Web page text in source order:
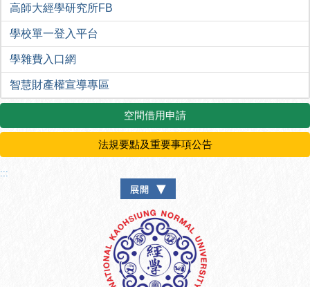
高師大經學研究所FB
學校單一登入平台
學雜費入口網
智慧財產權宣導專區
空間借用申請
法規要點及重要事項公告
:::